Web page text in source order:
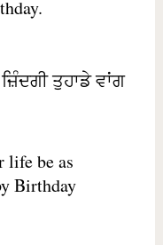
ਤੁਹਾਡੇ ਵਾਂਗ
life be as
Birthday